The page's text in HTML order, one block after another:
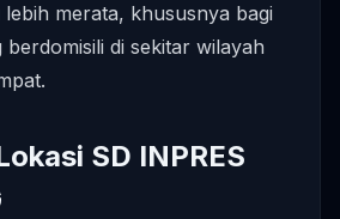
lebih merata, khususnya bagi
berdomisili di sekitar wilayah
SD INPRES